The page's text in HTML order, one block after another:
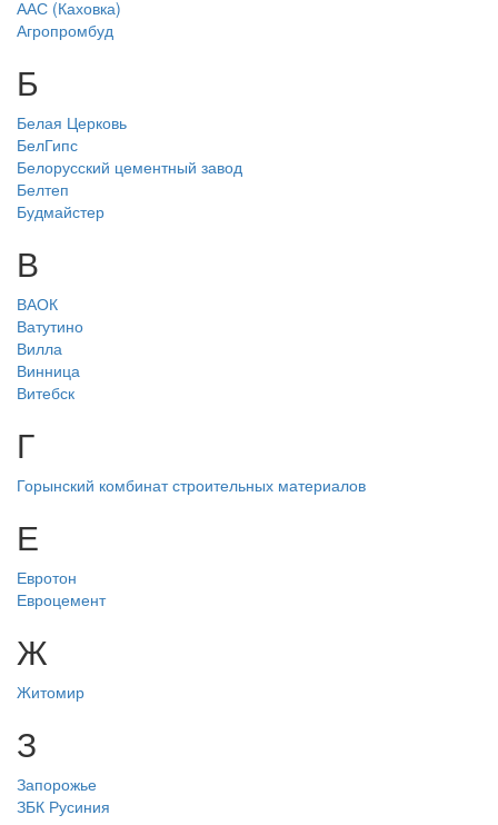
ААС (Каховка)
Агропромбуд
Б
Белая Церковь
БелГипс
Белорусский цементный завод
Белтеп
Будмайстер
В
ВАОК
Ватутино
Вилла
Винница
Витебск
Г
Горынский комбинат строительных материалов
Е
Евротон
Евроцемент
Ж
Житомир
З
Запорожье
ЗБК Русиния